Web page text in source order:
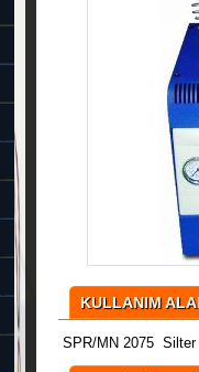
KULLANIM
SPR/MN 2075